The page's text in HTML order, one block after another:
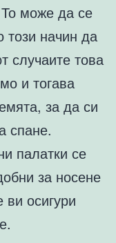
може да се
начин да
случаите това
и тогава
за да си
спане.
палатки се
за носене
осигури